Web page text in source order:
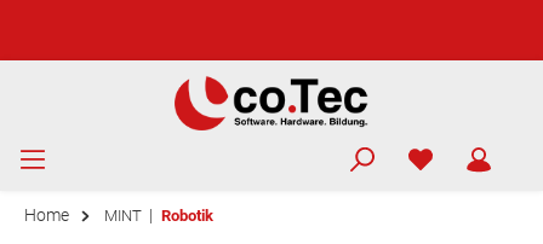
Home MINT | Robotik